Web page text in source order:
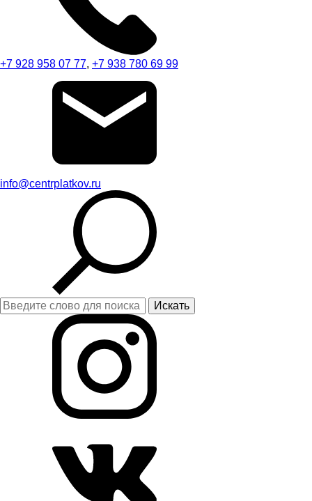
+7 928 958 07 77, +7 938 780 69 99
info@centrplatkov.ru